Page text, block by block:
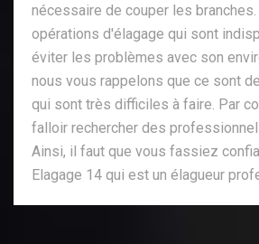
nécessaire de couper les
opérations d'élagage qui sont
éviter les problèmes avec son
nous vous rappelons que ce sont
qui sont très difficiles à faire. Par
falloir rechercher des
Ainsi, il faut que vous fassiez
Elagage 14 qui est un élagueur